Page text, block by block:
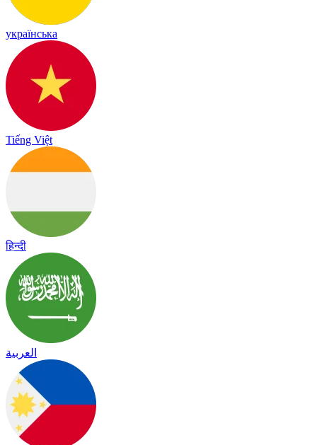
українська
Tiếng Việt
हिन्दी
العربية